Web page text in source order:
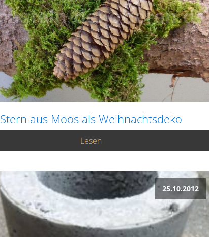
Stern aus Moos als Weihnachtsdeko
Lesen
25.10.2012